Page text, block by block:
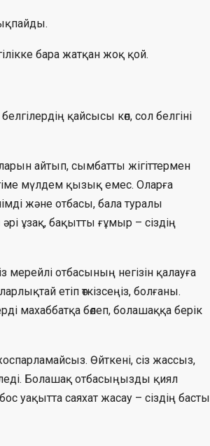
бара жатқан жоқ қой.
қайсысы көп, сол белгіні
айтып, сымбатты жігіттермен
мүлдем қызық емес. Оларға
және отбасы, бала туралы
ұзақ, бақытты ғұмыр – сіздің
мерейлі отбасының негізін қалауға
етіп өткізсеңіз, болғаны.
махаббатқа бөлеп, болашаққа берік
Өйткені, сіз жассыз,
Болашақ отбасыңызды қиял
уақытта саяхат жасау – сіздің басты